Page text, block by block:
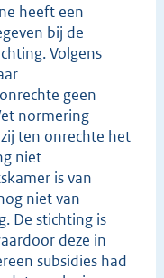
heeft een
bij de
Volgens
geen
normering
ten onrechte het
niet
is van
niet van
De stichting is
deze in
subsidies had